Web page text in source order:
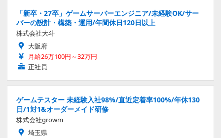
「新卒・27卒」ゲームサーバーエンジニア/未経験OK/サー
バーの設計・構築・運用/年間休日120日以上
株式会社大斗
大阪府
月給26万100円～32万円
正社員
ゲームテスター 未経験入社98%/直近定着率100%/年休130
日/1対1&オーダーメイド研修
株式会社growm
埼玉県